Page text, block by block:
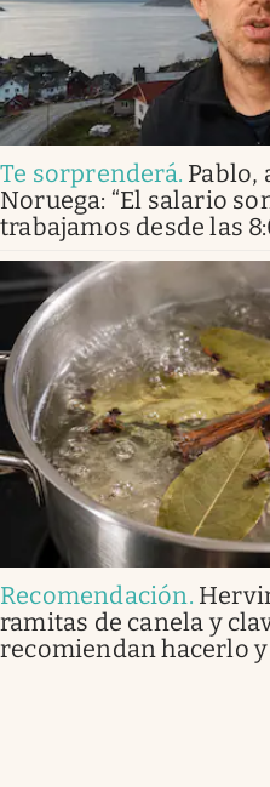
Te sorprenderá. Pablo,
Noruega: “El salario
trabajamos desde las
Recomendación.
ramitas de canela y
recomiendan hacerlo